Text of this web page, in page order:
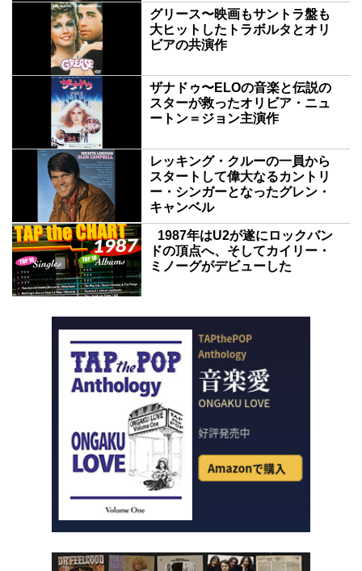
グリース〜映画もサントラ盤も
大ヒットしたトラボルタとオリ
ビアの共演作
ザナドゥ〜ELOの音楽と伝説の
スターが救ったオリビア・ニュ
ートン＝ジョン主演作
レッキング・クルーの一員から
スタートして偉大なるカントリ
ー・シンガーとなったグレン・
キャンベル
1987年はU2が遂にロックバン
ドの頂点へ、そしてカイリー・
ミノーグがデビューした